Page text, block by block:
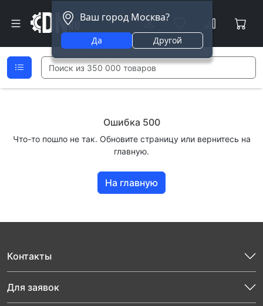
Ваш город Москва?
Да Другой
Ошибка 500
Что-то пошло не так. Обновите страницу или вернитесь на
главную.
На главную
Контакты
Для заявок